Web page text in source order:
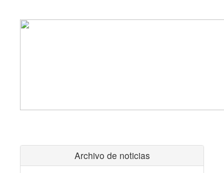
Archivo de noticias